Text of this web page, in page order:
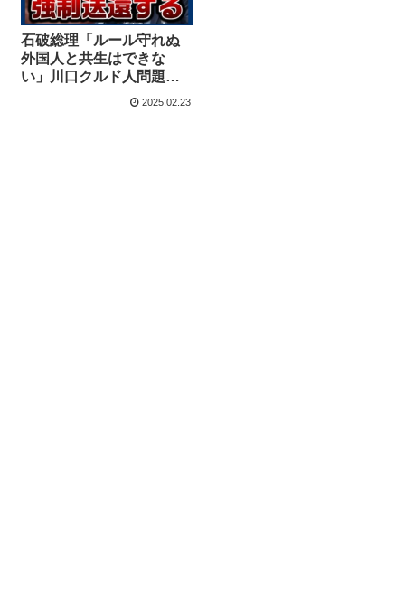
石破総理「ルール守れぬ
外国人と共生はできな
い」川口クルド人問題の
質疑で答弁！強制送還を
2025.02.23